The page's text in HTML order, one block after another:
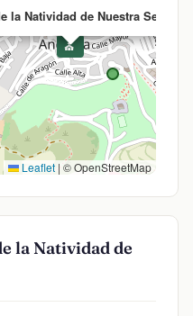
⛪
la Natividad de Nuestra Señora
Leaflet | © OpenStreetMap
la Natividad de